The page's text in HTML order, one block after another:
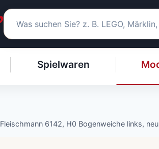
Spielwaren
Fleischmann 6142, H0 Bogenweiche links, neu